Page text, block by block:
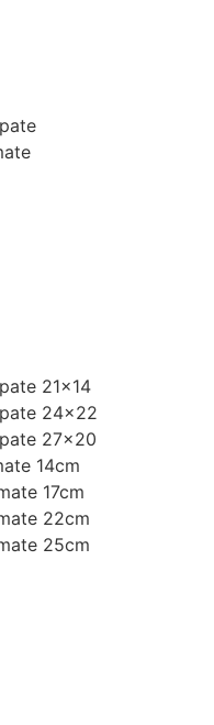
21×14
24×22
27×20
14cm
17cm
22cm
25cm